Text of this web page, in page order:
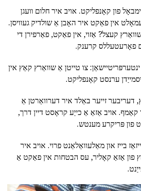
פון קאָנפליקט. אויב איר חלום וועגן
אין פאַקט איר האָבן אַ שולדיק געוויסן.
קעצל? אַזוי, אין פאַקט, פאַרפירן די
פאָרעטעללס קרענק.
צו טייטן אַ שוואַרץ קאַץ אין
ערנסט קאָנפליקט.
דעריבער זייער באַלד איר דערוואַרטן אַ
קאַמף. אויב אַזאַ אַ כייַע קראָסט דיין דרך,
פון פּריקרע מענטש.
בייז און מאַלעוואַלאַנט פרוי. אויב איר
פון אַזאַ קאָליר, עס הבטחות אין פאַקט אַ